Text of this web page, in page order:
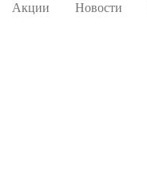
Акции Новости